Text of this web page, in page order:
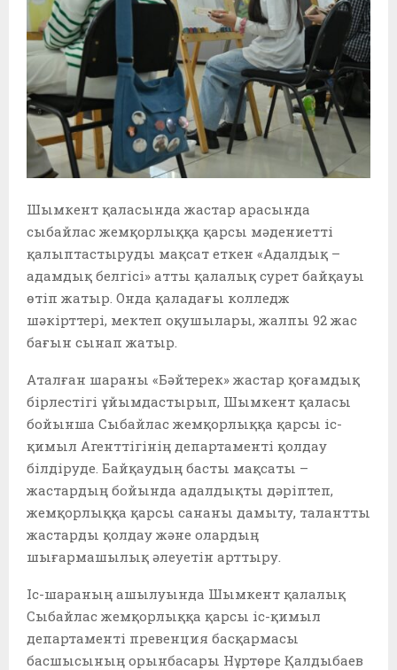
Шымкент қаласында жастар арасында
сыбайлас жемқорлыққа қарсы мәдениетті
қалыптастыруды мақсат еткен «Адалдық –
адамдық белгісі» атты қалалық сурет байқауы
өтіп жатыр. Онда қаладағы колледж
шәкірттері, мектеп оқушылары, жалпы 92 жас
бағын сынап жатыр.
Аталған шараны «Бәйтерек» жастар қоғамдық
бірлестігі ұйымдастырып, Шымкент қаласы
бойынша Сыбайлас жемқорлыққа қарсы іс-
қимыл Агенттігінің департаменті қолдау
білдіруде. Байқаудың басты мақсаты –
жастардың бойында адалдықты дәріптеп,
жемқорлыққа қарсы сананы дамыту, талантты
жастарды қолдау және олардың
шығармашылық әлеуетін арттыру.
Іс-шараның ашылуында Шымкент қалалық
Сыбайлас жемқорлыққа қарсы іс-қимыл
департаменті превенция басқармасы
басшысының орынбасары Нұртөре Қалдыбаев